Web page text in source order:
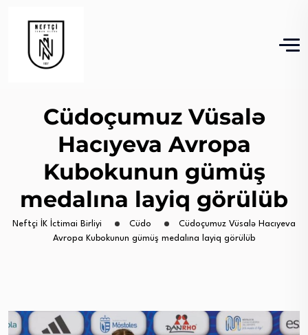
Cüdoçumuz Vüsalə
Hacıyeva Avropa
Kubokunun gümüş
medalına layiq görülüb
Neftçi İK İctimai Birliyi Cüdo
Cüdoçumuz Vüsalə Hacıyeva
Avropa Kubokunun gümüş medalına layiq görülüb